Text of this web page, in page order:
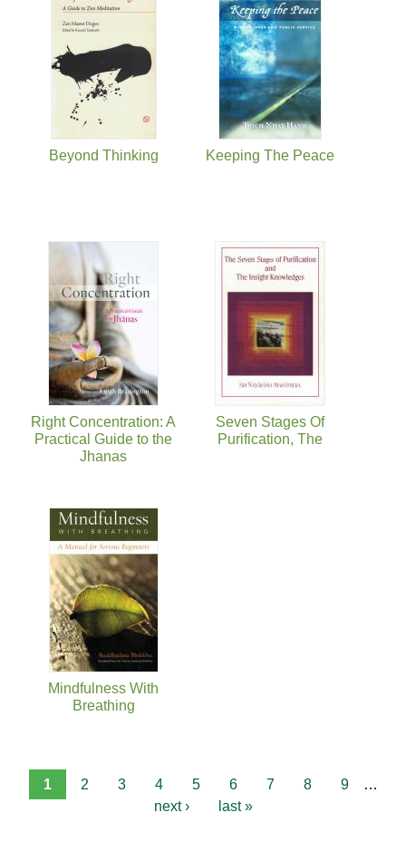
Beyond Thinking Keeping The Peace
Right Concentration: A
Practical Guide to the
Jhanas
Seven Stages Of
Purification, The
Mindfulness With
Breathing
1 2 3 4 5 6 7 8 9
…
next ›
last »